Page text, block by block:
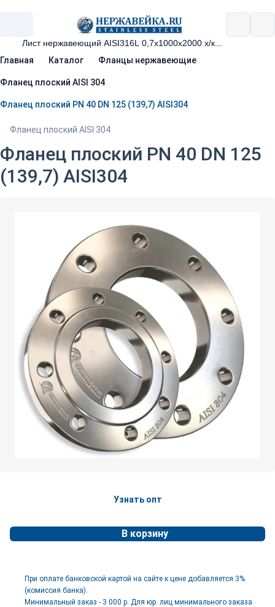
Главная Каталог Фланцы нержавеющие
Фланец плоский AISI 304
Фланец плоский PN 40 DN 125 (139,7) AISI304
Фланец плоский AISI 304
Фланец плоский PN 40 DN 125
(139,7) AISI304
Узнать опт
В корзину
При оплате банковской картой на сайте к цене добавляется 3%
(комиссия банка).
Минимальный заказ - 3 000 р. Для юр. лиц минимального заказа